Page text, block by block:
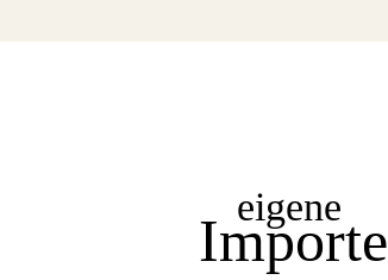
eigene
Importe